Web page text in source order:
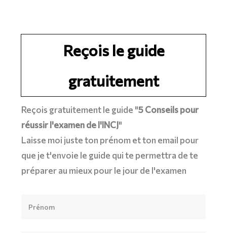
Reçois le guide
gratuitement
Reçois gratuitement le guide "5 Conseils pour
réussir l'examen de l'INCJ"
Laisse moi juste ton prénom et ton email pour
que je t'envoie le guide qui te permettra de te
préparer au mieux pour le jour de l'examen